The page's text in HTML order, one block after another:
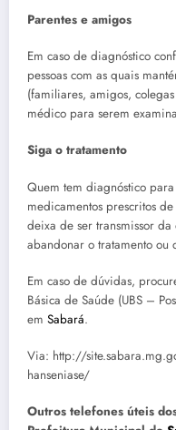
Parentes e amigos
Em caso de diagnóstico
pessoas com as quais
(familiares, amigos,
médico para serem
Siga o tratamento
Quem tem diagnóstico
medicamentos prescritos
deixa de ser transmissor
abandonar o tratamento
Em caso de dúvidas,
Básica de Saúde (UBS –
em Sabará.
Via: http://
hanseniase/
Outros telefones úteis